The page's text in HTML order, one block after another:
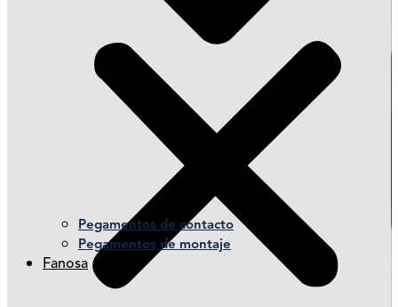
Pegamentos de contacto
Pegamentos de montaje
Fanosa